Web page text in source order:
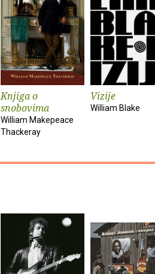
Knjiga o
snobovima
William Makepeace
Thackeray
Vizije
William Blake